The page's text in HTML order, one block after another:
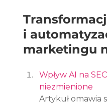
i
marketingu
Wpływ AI na
niezmienione
Artykuł omawia